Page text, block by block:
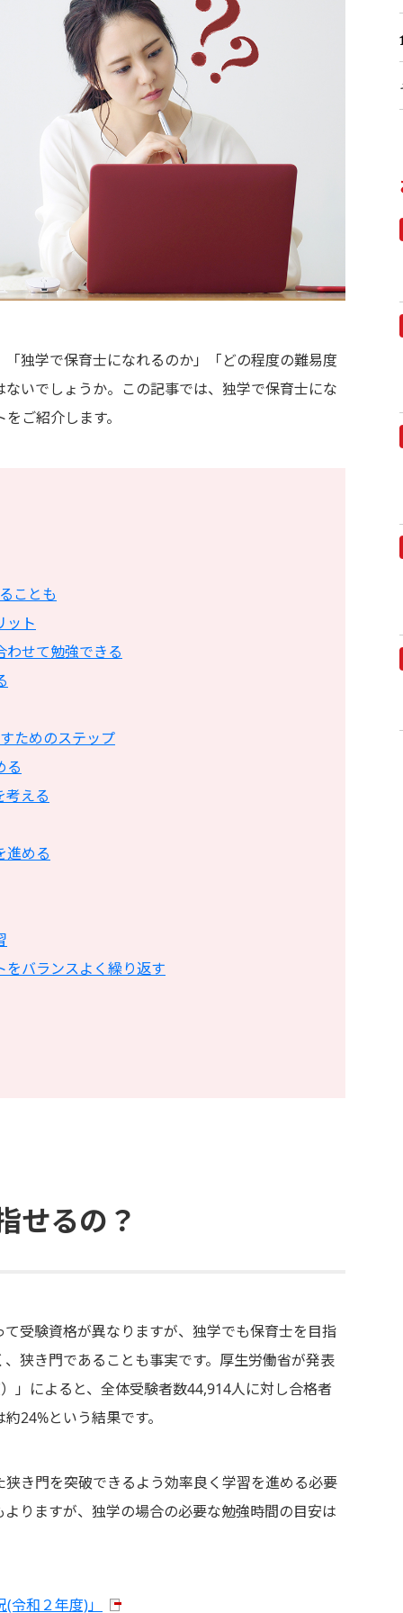
独学で保育士になれるのか」「どの程度の難易度
いでしょうか。この記事では、独学で保育士にな
ご紹介します。
ことも
ット
わせて勉強できる
ためのステップ
る
考える
進める
バランスよく繰り返す
せるの？
受験資格が異なりますが、独学でも保育士を目指
狭き門であることも事実です。厚生労働省が発表
」によると、全体受験者数44,914人に対し合格者
24%という結果です。
き門を突破できるよう効率良く学習を進める必要
りますが、独学の場合の必要な勉強時間の目安は
和２年度)」